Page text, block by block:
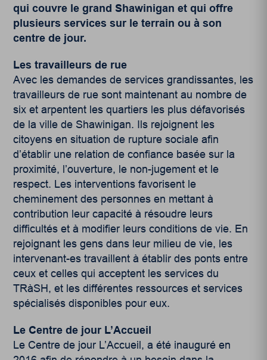
qui couvre le grand Shawinigan et qui offre
plusieurs services sur le terrain ou à son
centre de jour.
Les travailleurs de rue
Avec les demandes de services grandissantes, les
travailleurs de rue sont maintenant au nombre de
six et arpentent les quartiers les plus défavorisés
de la ville de Shawinigan. Ils rejoignent les
citoyens en situation de rupture sociale afin
d’établir une relation de confiance basée sur la
proximité, l’ouverture, le non-jugement et le
respect. Les interventions favorisent le
cheminement des personnes en mettant à
contribution leur capacité à résoudre leurs
difficultés et à modifier leurs conditions de vie. En
rejoignant les gens dans leur milieu de vie, les
intervenant-es travaillent à établir des ponts entre
ceux et celles qui acceptent les services du
TRàSH, et les différentes ressources et services
spécialisés disponibles pour eux.
Le Centre de jour L’Accueil
Le Centre de jour L’Accueil, a été inauguré en